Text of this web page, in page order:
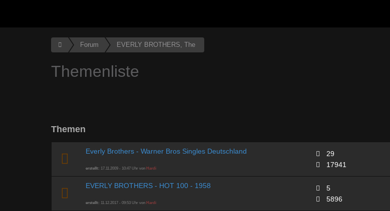
Forum EVERLY BROTHERS, The
Themenliste
Themen
Everly Brothers - Warner Bros Singles Deutschland
erstellt: 17.11.2009 - 10:47 Uhr von Hardi
29
17941
EVERLY BROTHERS - HOT 100 - 1958
erstellt: 11.12.2017 - 09:53 Uhr von Hardi
5
5896